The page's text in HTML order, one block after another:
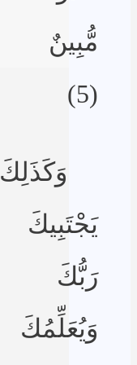
مُّبِينٌ
(5)
وَكَذَلِكَ
يَجْتَبِيكَ
رَبُّكَ
وَيُعَلِّمُكَ